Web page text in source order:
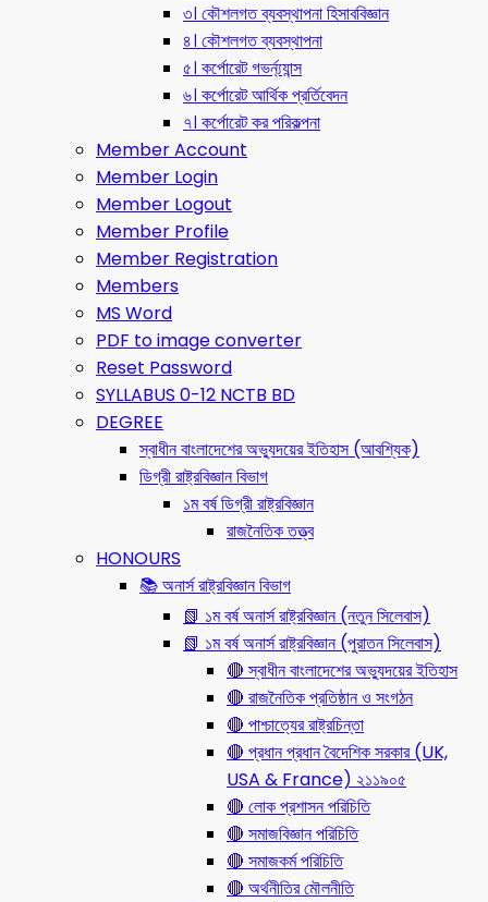
৩। কৌশলগত ব্যবস্থাপনা হিসাববিজ্ঞান
৪। কৌশলগত ব্যবস্থাপনা
৫। কর্পোরেট গভর্ন্য্যান্স
৬। কর্পোরেট আর্থিক প্রর্তিবেদন
৭। কর্পোরেট কর পরিকল্পনা
Member Account
Member Login
Member Logout
Member Profile
Member Registration
Members
MS Word
PDF to image converter
Reset Password
SYLLABUS 0-12 NCTB BD
DEGREE
স্বাধীন বাংলাদেশের অভ্যুদয়ের ইতিহাস (আবশ্যিক)
ডিগ্রী রাষ্ট্রবিজ্ঞান বিভাগ
১ম বর্ষ ডিগ্রী রাষ্ট্রবিজ্ঞান
রাজনৈতিক তত্ত্ব
HONOURS
📚 অনার্স রাষ্ট্রবিজ্ঞান বিভাগ
📗 ১ম বর্ষ অনার্স রাষ্ট্রবিজ্ঞান (নতুন সিলেবাস)
📗 ১ম বর্ষ অনার্স রাষ্ট্রবিজ্ঞান (পুরাতন সিলেবাস)
🔴 স্বাধীন বাংলাদেশের অভ্যুদয়ের ইতিহাস
🔴 রাজনৈতিক প্রতিষ্ঠান ও সংগঠন
🔴 পাশ্চাত্যের রাষ্ট্রচিন্তা
🔴 প্রধান প্রধান বৈদেশিক সরকার (UK,
USA & France) ২১১৯০৫
🔴 লোক প্রশাসন পরিচিতি
🔴 সমাজবিজ্ঞান পরিচিতি
🔴 সমাজকর্ম পরিচিতি
🔴 অর্থনীতির মৌলনীতি